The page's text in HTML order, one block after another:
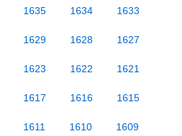
1635 1634 1633
1629 1628 1627
1623 1622 1621
1617 1616 1615
1611 1610 1609